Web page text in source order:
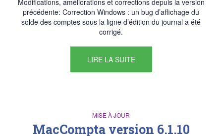
Modifications, améliorations et corrections depuis la version
précédente: Correction Windows : un bug d’affichage du
solde des comptes sous la ligne d’édition du journal a été
corrigé.
LIRE LA SUITE
MISE À JOUR
MacCompta version 6.1.10